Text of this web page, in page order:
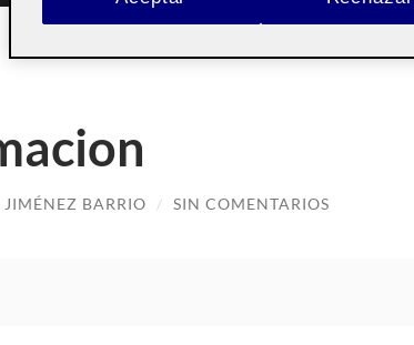
JIMÉNEZ BARRIO / SIN COMENTARIOS